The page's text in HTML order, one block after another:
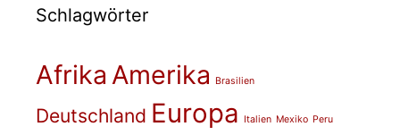
Schlagwörter
Afrika Amerika Brasilien
Deutschland Europa Italien Mexiko Peru